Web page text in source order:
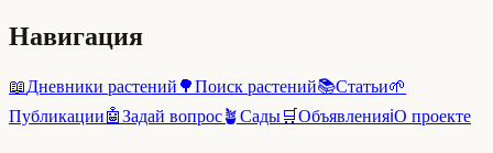
Навигация
📖Дневники растений 🌳Поиск растений📚Статьи🌱
Публикации🤖Задай вопрос🪴Сады🛒Объявленияℹ️О проекте